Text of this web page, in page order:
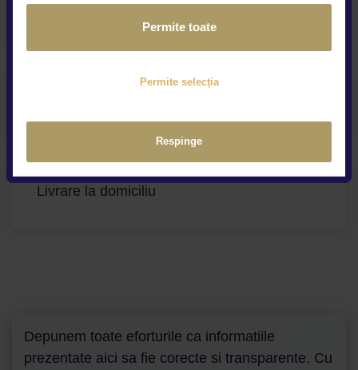
Permite toate
Permite selecția
Respinge
Service și asistență rutieră
Livrare la domiciliu
Depunem toate eforturile ca informatiile
prezentate aici sa fie corecte si transparente. Cu